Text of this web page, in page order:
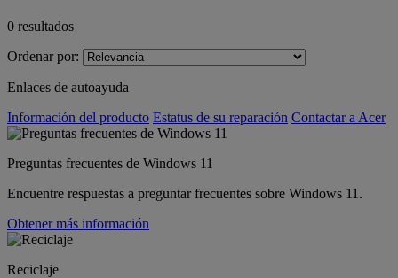
0 resultados
Ordenar por:
Enlaces de autoayuda
Información del producto Estatus de su reparación Contactar a Acer
Preguntas frecuentes de Windows 11
Encuentre respuestas a preguntar frecuentes sobre Windows 11.
Obtener más información
Reciclaje